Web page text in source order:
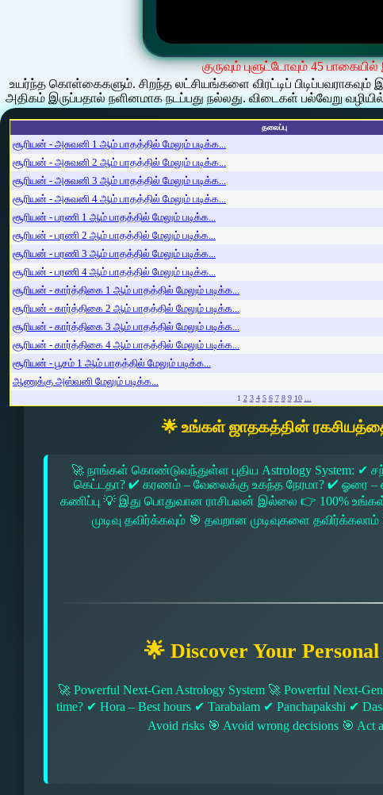
குருவும் புளுட்டோவும் 45
உயர்ந்த கொள்கைகளும். சிறந்த லட்சியங்களை விரட்டிப் பிடிப்பவராகவும்
அதிகம் இருப்பதால் நளினமாக நடப்பது நல்லது. விடைகள் பல்வேறு
தலைப்பு
சூரியன் - அசுவனி 1 ஆம் பாதத்தில் மேலும் படிக்க...
சூரியன் - அசுவனி 2 ஆம் பாதத்தில் மேலும் படிக்க...
சூரியன் - அசுவனி 3 ஆம் பாதத்தில் மேலும் படிக்க...
சூரியன் - அசுவனி 4 ஆம் பாதத்தில் மேலும் படிக்க...
சூரியன் - பரணி 1 ஆம் பாதத்தில் மேலும் படிக்க...
சூரியன் - பரணி 2 ஆம் பாதத்தில் மேலும் படிக்க...
சூரியன் - பரணி 3 ஆம் பாதத்தில் மேலும் படிக்க...
சூரியன் - பரணி 4 ஆம் பாதத்தில் மேலும் படிக்க...
சூரியன் - கார்த்திகை 1 ஆம் பாதத்தில் மேலும் படிக்க...
சூரியன் - கார்த்திகை 2 ஆம் பாதத்தில் மேலும் படிக்க...
சூரியன் - கார்த்திகை 3 ஆம் பாதத்தில் மேலும் படிக்க...
சூரியன் - கார்த்திகை 4 ஆம் பாதத்தில் மேலும் படிக்க...
சூரியன் - பூசம் 1 ஆம் பாதத்தில் மேலும் படிக்க...
ஆணுக்கு அஸ்வனி மேலும் படிக்க...
1 2 3 4 5 6 7 8 9 10 ...
🌟 உங்கள் ஜாதகத்தின்
🚀 நாங்கள் கொண்டுவந்துள்ள புதிய Astrology System: ✔
கெட்டதா? ✔ கரணம் – வேலைக்கு உகந்த நேரமா? ✔ ஓரை –
கணிப்பு 💡 இது பொதுவான ராசிபலன் இல்லை 👉 100%
முடிவு தவிர்க்கவும் 🎯 தவறான முடிவுகளை
🌟 Discover Your
🚀 Powerful Next-Gen Astrology System 🚀 Powerful Next-
time? ✔ Hora – Best hours ✔ Tarabalam ✔ Panchapakshi ✔
Avoid risks 🎯 Avoid wrong decisions 🎯 Act